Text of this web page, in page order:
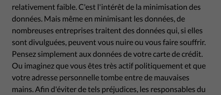
relativement faible. C'est l'intérêt de la minimisation des
données. Mais même en minimisant les données, de
nombreuses entreprises traitent des données qui, si elles
sont divulguées, peuvent vous nuire ou vous faire souffrir.
Pensez simplement aux données de votre carte de crédit.
Ou imaginez que vous êtes très actif politiquement et que
votre adresse personnelle tombe entre de mauvaises
mains. Afin d'éviter de tels préjudices, les responsables du